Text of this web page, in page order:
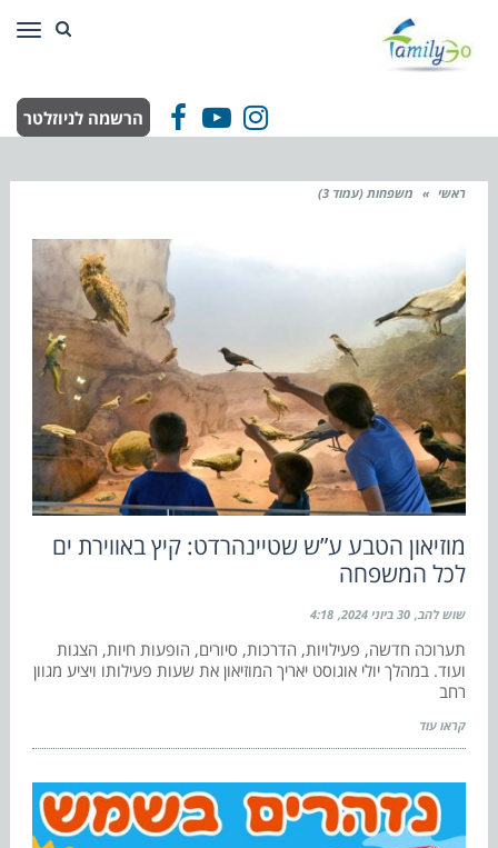
Facebook
YouTube
Instagram הרשמה לניוזלטר
ראשי » משפחות (עמוד 3)
מוזיאון הטבע ע”ש שטיינהרדט: קיץ באווירת ים
לכל המשפחה
שוש להב 30 ביוני 2024 4:18
תערוכה חדשה, פעילויות, הדרכות, סיורים, הופעות חיות, הצגות
ועוד. במהלך יולי אוגוסט יאריך המוזיאון את שעות פעילותו ויציע מגוון
רחב
קראו עוד